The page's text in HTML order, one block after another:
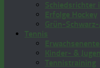
Schiedsrichter
Erfolge Hockey
Grün-
Tennis
Kinder- &
Tennistraining